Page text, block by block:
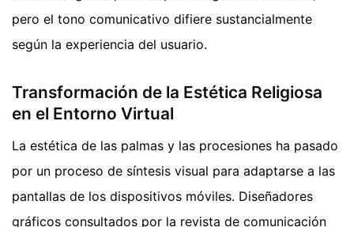
pero el tono comunicativo difiere sustancialmente
según la experiencia del usuario.
Transformación de la Estética Religiosa
en el Entorno Virtual
La estética de las palmas y las procesiones ha pasado
por un proceso de síntesis visual para adaptarse a las
pantallas de los dispositivos móviles. Diseñadores
gráficos consultados por la revista de comunicación